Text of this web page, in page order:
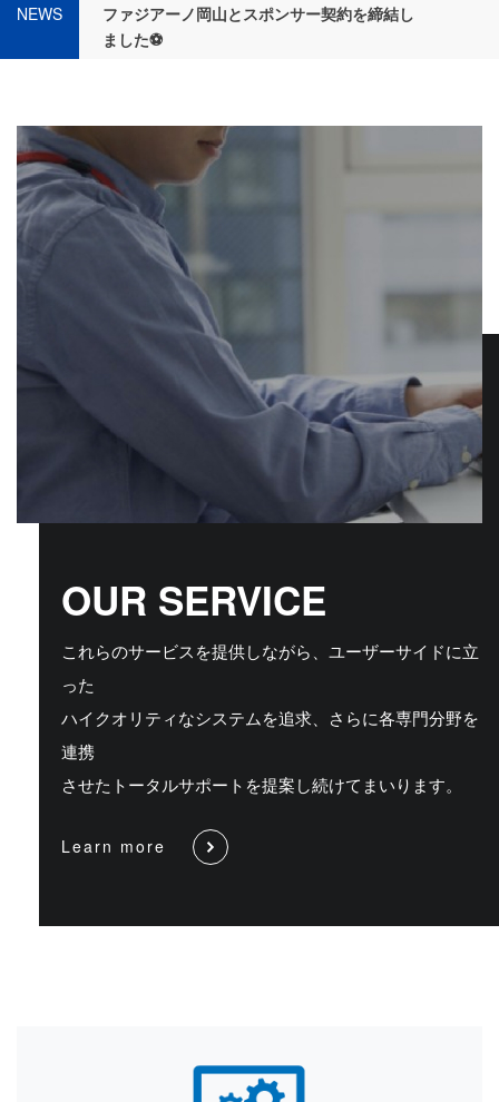
NEWS
ファジアーノ岡山とスポンサー契約を締結し
ました⚽
女子野球チーム「瀬戸内ブルーシャインズ」
とスポンサー契約締結⚾
OUR SERVICE
これらのサービスを提供しながら、ユーザーサイドに立
った
ハイクオリティなシステムを追求、さらに各専門分野を
連携
させたトータルサポートを提案し続けてまいります。
Learn more